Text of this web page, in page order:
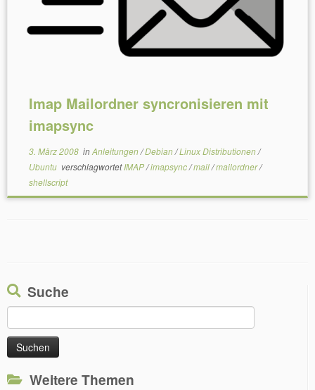
Imap Mailordner syncronisieren mit
imapsync
3. März 2008inAnleitungen/Debian/Linux Distributionen/
Ubuntu verschlagwortetIMAP/imapsync/mail/mailordner/
shellscript
Suche
nach:
Weitere Themen